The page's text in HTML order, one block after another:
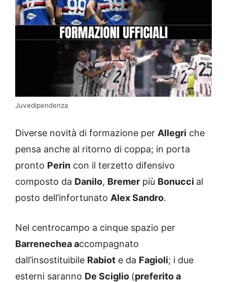
Juvedipendenza
Diverse novità di formazione per Allegri che
pensa anche al ritorno di coppa; in porta
pronto Perin con il terzetto difensivo
composto da Danilo, Bremer più Bonucci al
posto dell’infortunato Alex Sandro.
Nel centrocampo a cinque spazio per
Barrenechea accompagnato
dall’insostituibile Rabiot e da Fagioli; i due
esterni saranno De Sciglio (preferito a